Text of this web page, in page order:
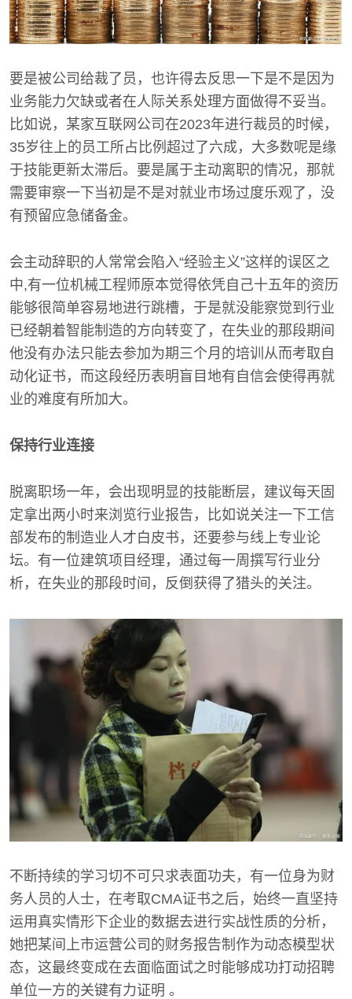
要是被公司给裁了员，也许得去反思一下是不是因为
业务能力欠缺或者在人际关系处理方面做得不妥当。
比如说，某家互联网公司在2023年进行裁员的时候，
35岁往上的员工所占比例超过了六成，大多数呢是缘
于技能更新太滞后。要是属于主动离职的情况，那就
需要审察一下当初是不是对就业市场过度乐观了，没
有预留应急储备金。
会主动辞职的人常常会陷入“经验主义”这样的误区之
中,有一位机械工程师原本觉得依凭自己十五年的资历
能够很简单容易地进行跳槽，于是就没能察觉到行业
已经朝着智能制造的方向转变了，在失业的那段期间
他没有办法只能去参加为期三个月的培训从而考取自
动化证书，而这段经历表明盲目地有自信会使得再就
业的难度有所加大。
保持行业连接
脱离职场一年，会出现明显的技能断层，建议每天固
定拿出两小时来浏览行业报告，比如说关注一下工信
部发布的制造业人才白皮书，还要参与线上专业论
坛。有一位建筑项目经理，通过每一周撰写行业分
析，在失业的那段时间，反倒获得了猎头的关注。
不断持续的学习切不可只求表面功夫，有一位身为财
务人员的人士，在考取CMA证书之后，始终一直坚持
运用真实情形下企业的数据去进行实战性质的分析，
她把某间上市运营公司的财务报告制作为动态模型状
态，这最终变成在去面临面试之时能够成功打动招聘
单位一方的关键有力证明 。